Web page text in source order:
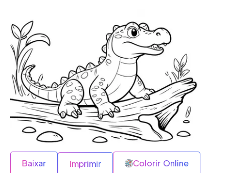
Baixar Imprimir Colorir Online